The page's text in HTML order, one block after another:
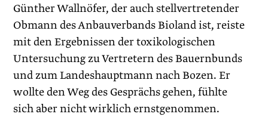
Günther Wallnöfer, der auch stellvertretender
Obmann des Anbauverbands Bioland ist, reiste
mit den Ergebnissen der toxikologischen
Untersuchung zu Vertretern des Bauernbunds
und zum Landeshauptmann nach Bozen. Er
wollte den Weg des Gesprächs gehen, fühlte
sich aber nicht wirklich ernstgenommen.